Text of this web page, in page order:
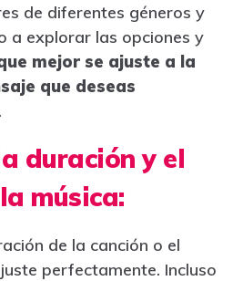
de diferentes géneros y
a explorar las opciones y
mejor se ajuste a la
que deseas
duración y el
música:
de la canción o el
perfectamente. Incluso